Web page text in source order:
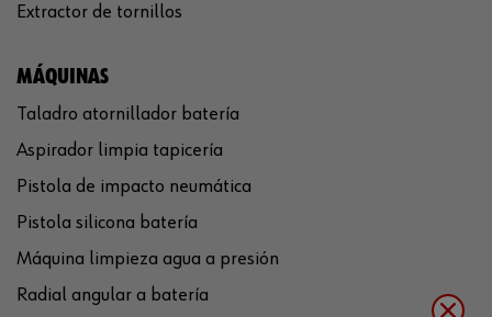
Extractor de tornillos
MÁQUINAS
Taladro atornillador batería
Aspirador limpia tapicería
Pistola de impacto neumática
Pistola silicona batería
Máquina limpieza agua a presión
Radial angular a batería